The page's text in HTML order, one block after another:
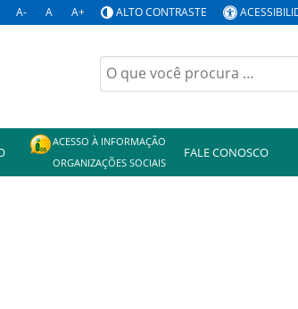
A- A A+ ALTO CONTRASTE
Buscar
por:
ACESSO À INFORMAÇÃO
ORGANIZAÇÕES SOCIAIS
FALE CONOSCO